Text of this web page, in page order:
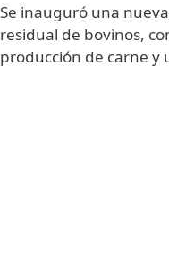
Se inauguró una
residual de bovinos,
producción de carne y